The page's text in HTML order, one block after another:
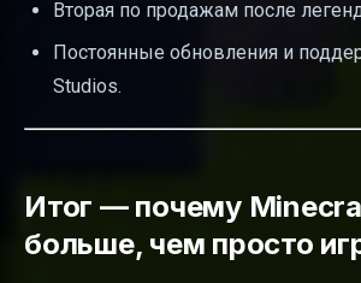
Вторая по продажам после
Постоянные обновления и
Studios.
Итог — почему
больше, чем просто